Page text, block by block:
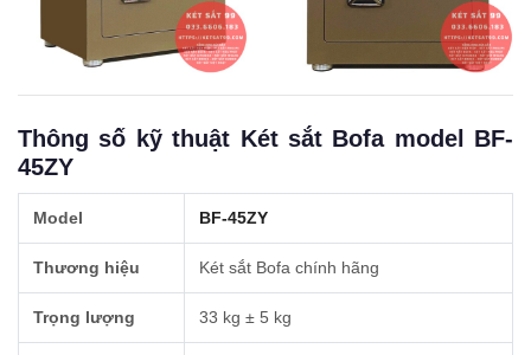
Thông số kỹ thuật Két sắt Bofa model BF-
45ZY
Model BF-45ZY
Thương hiệu Két sắt Bofa chính hãng
Trọng lượng 33 kg ± 5 kg